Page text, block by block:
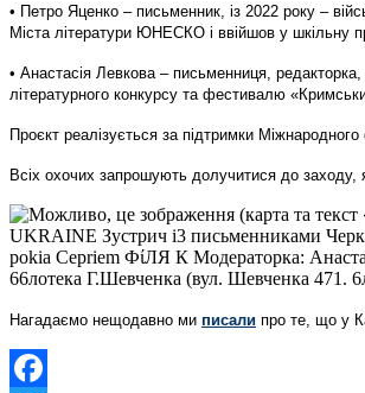
• Петро Яценко – письменник, із 2022 року –
Міста літератури ЮНЕСКО і ввійшов у шкільну
• Анастасія Левкова – письменниця,
літературного конкурсу та фестивалю
Проєкт реалізується за підтримки
Всіх охочих запрошують долучитися до заходу,
Нагадаємо нещодавно ми писали про те, що у